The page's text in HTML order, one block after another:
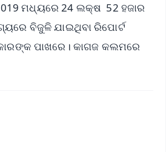
ମଧ୍ୟରେ 24 ଲକ୍ଷ 52 ହଜାର
ବିଜୁଳି ଯାଇଥିବା ରିପୋର୍ଟ
ପାଖରେ। କାଗଜ କଲମରେ